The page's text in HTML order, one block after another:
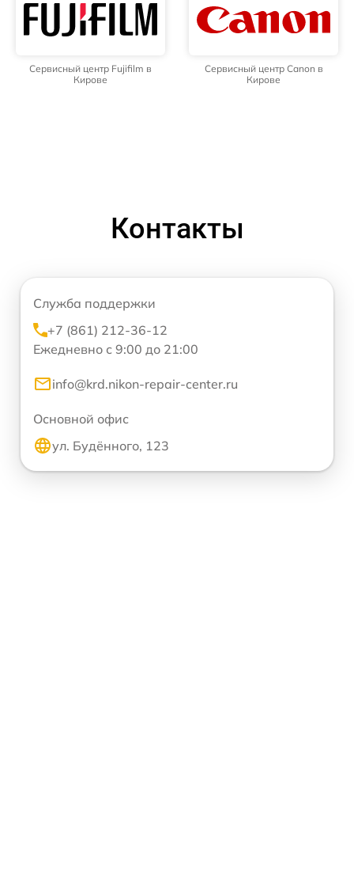
Сервисный центр Fujifilm в
Кирове
Сервисный центр Canon в
Кирове
Контакты
Служба поддержки
+7 (861) 212-36-12
Ежедневно с 9:00 до 21:00
info@krd.nikon-repair-center.ru
Основной офис
ул. Будённого, 123